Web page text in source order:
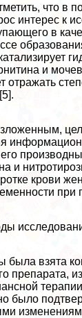
что в
интерес к
в
и
отражать
и
крови
при
была взята
препарата,
было